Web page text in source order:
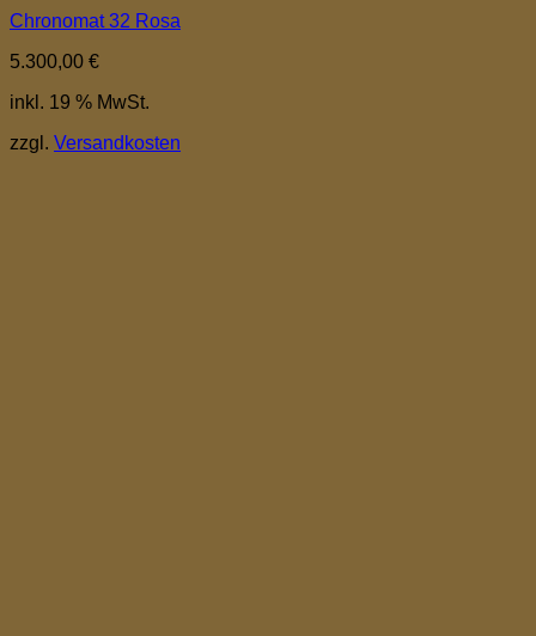
Chronomat 32 Rosa
5.300,00 €
inkl. 19 % MwSt.
zzgl. Versandkosten